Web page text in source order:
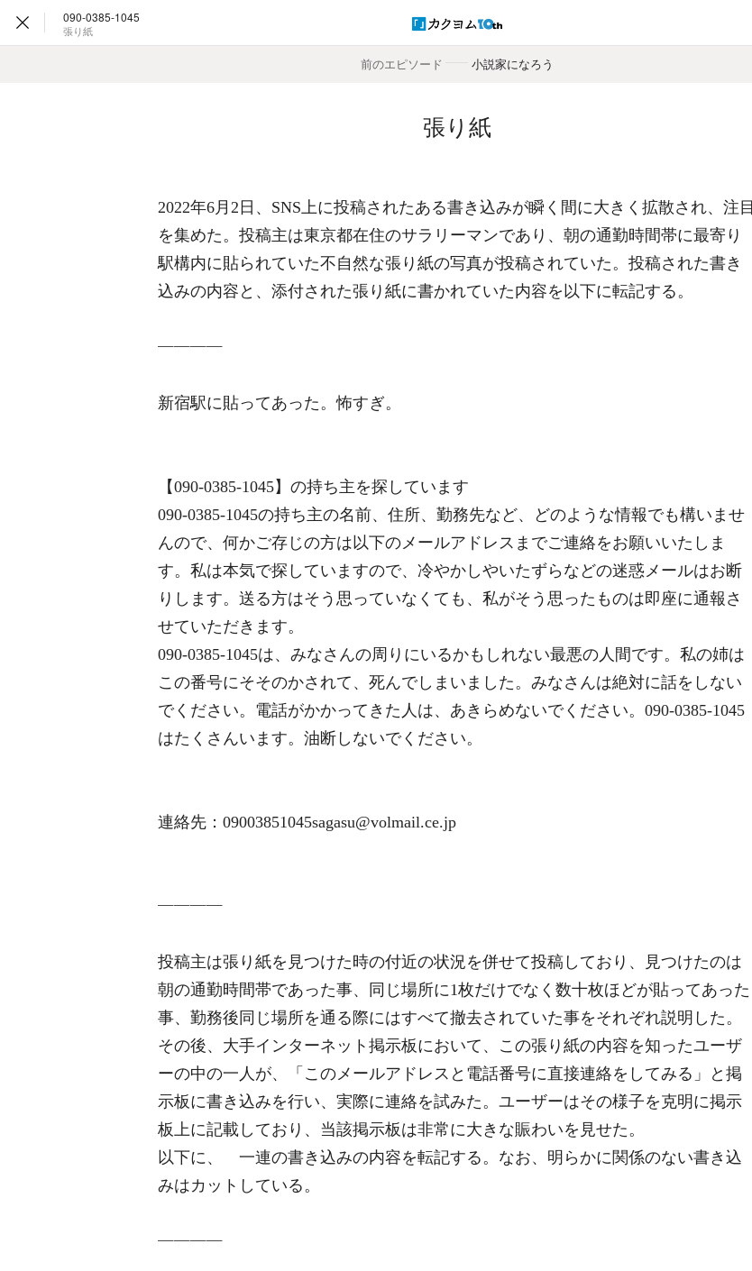
090-0385-1045
張り紙
前のエピソード
―― 小説家になろう
張り紙
2022年6月2日、SNS上に投稿されたある書き込みが瞬く間に大きく拡散され、注目
を集めた。投稿主は東京都在住のサラリーマンであり、朝の通勤時間帯に最寄り
駅構内に貼られていた不自然な張り紙の写真が投稿されていた。投稿された書き
込みの内容と、添付された張り紙に書かれていた内容を以下に転記する。
――――
新宿駅に貼ってあった。怖すぎ。
【090-0385-1045】の持ち主を探しています
090-0385-1045の持ち主の名前、住所、勤務先など、どのような情報でも構いませ
んので、何かご存じの方は以下のメールアドレスまでご連絡をお願いいたしま
す。私は本気で探していますので、冷やかしやいたずらなどの迷惑メールはお断
りします。送る方はそう思っていなくても、私がそう思ったものは即座に通報さ
せていただきます。
090-0385-1045は、みなさんの周りにいるかもしれない最悪の人間です。私の姉は
この番号にそそのかされて、死んでしまいました。みなさんは絶対に話をしない
でください。電話がかかってきた人は、あきらめないでください。090-0385-1045
はたくさんいます。油断しないでください。
連絡先：09003851045sagasu@volmail.ce.jp
――――
投稿主は張り紙を見つけた時の付近の状況を併せて投稿しており、見つけたのは
朝の通勤時間帯であった事、同じ場所に1枚だけでなく数十枚ほどが貼ってあった
事、勤務後同じ場所を通る際にはすべて撤去されていた事をそれぞれ説明した。
その後、大手インターネット掲示板において、この張り紙の内容を知ったユーザ
ーの中の一人が、「このメールアドレスと電話番号に直接連絡をしてみる」と掲
示板に書き込みを行い、実際に連絡を試みた。ユーザーはその様子を克明に掲示
板上に記載しており、当該掲示板は非常に大きな賑わいを見せた。
以下に、 一連の書き込みの内容を転記する。なお、明らかに関係のない書き込
みはカットしている。
――――